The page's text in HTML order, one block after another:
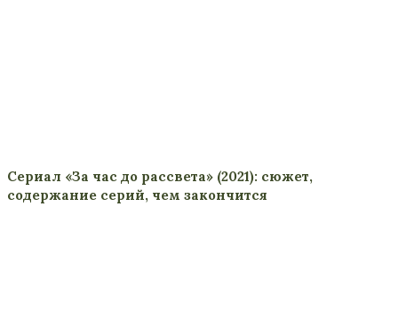
Сериал «За час до рассвета» (2021): сюжет,
содержание серий, чем закончится